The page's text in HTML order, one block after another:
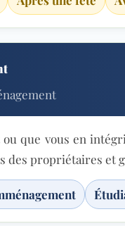
que vous en
des propriétaires et